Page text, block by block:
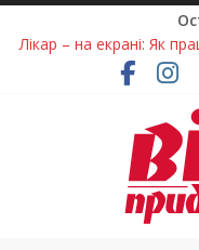
Лікар – на екрані: Як
Дніпропетровщині
У Дніпрі триває
Пошуки тривають: на
розташування
Ветерани